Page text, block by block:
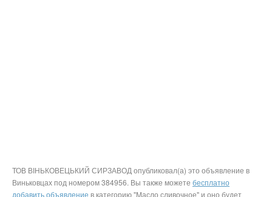
ТОВ ВІНЬКОВЕЦЬКИЙ СИРЗАВОД опубликовал(а) это объявление в
Виньковцах под номером 384956. Вы также можете бесплатно
добавить объявление в категорию "Масло сливочное" и оно будет